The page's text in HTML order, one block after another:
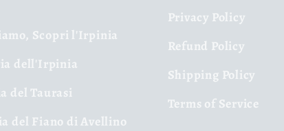
Scopri l'Irpinia
dell'Irpinia
del Taurasi
del Fiano di Avellino
Privacy Policy
Refund Policy
Shipping Policy
Terms of Service